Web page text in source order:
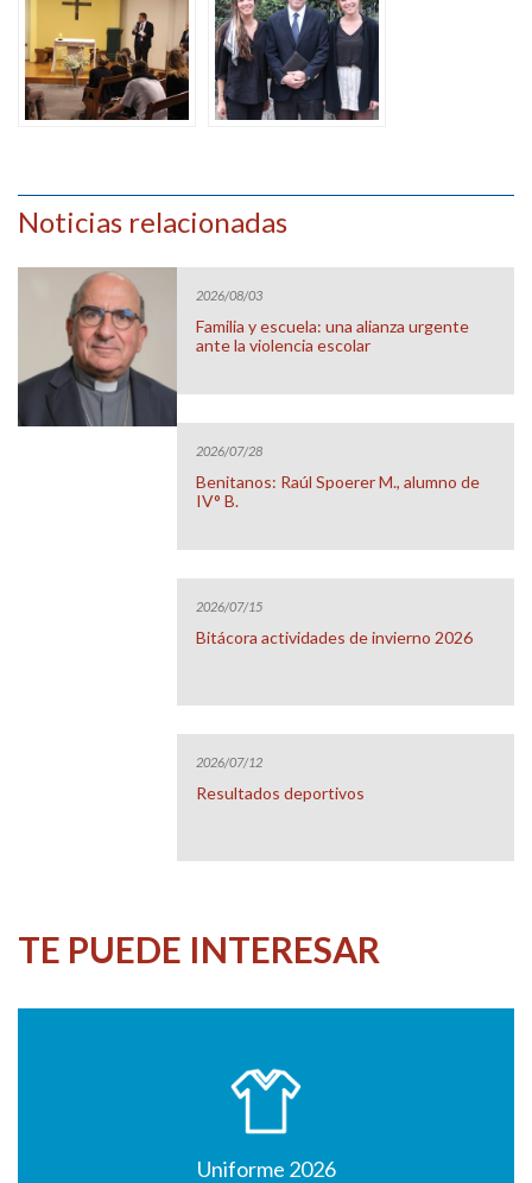
Noticias relacionadas
2026/08/03
Familia y escuela: una alianza urgente
ante la violencia escolar
2026/07/28
Benitanos: Raúl Spoerer M., alumno de
IV° B.
2026/07/15
Bitácora actividades de invierno 2026
2026/07/12
Resultados deportivos
TE PUEDE INTERESAR
Uniforme 2026